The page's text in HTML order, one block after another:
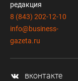
редакция
8 (843) 202-12-10
info@business-
gazeta.ru
вконтакте